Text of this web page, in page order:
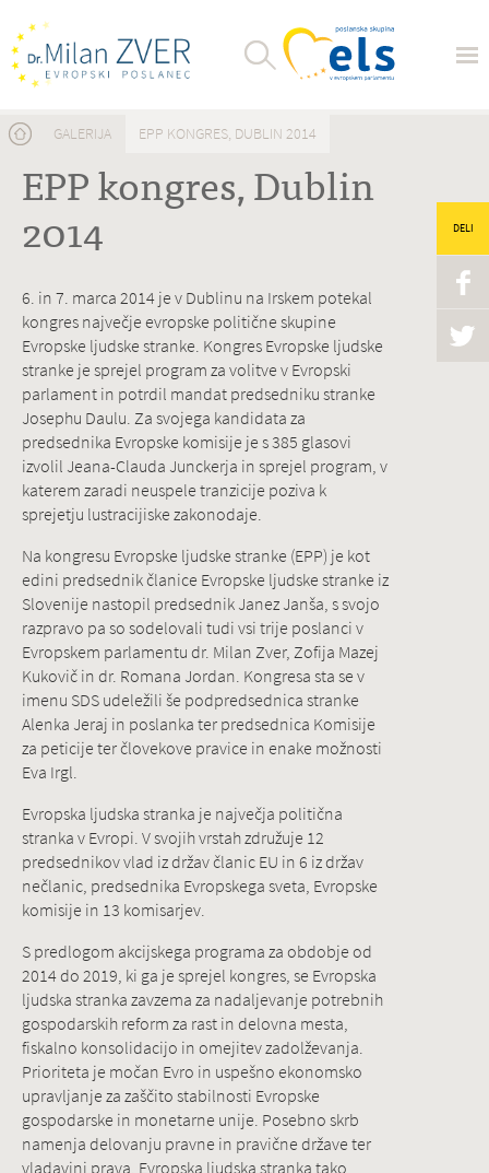
Nahajate se tukaj
GALERIJA EPP KONGRES, DUBLIN 2014
EPP kongres, Dublin
2014 DELI
6. in 7. marca 2014 je v Dublinu na Irskem potekal
kongres največje evropske politične skupine
Evropske ljudske stranke. Kongres Evropske ljudske
stranke je sprejel program za volitve v Evropski
parlament in potrdil mandat predsedniku stranke
Josephu Daulu. Za svojega kandidata za
predsednika Evropske komisije je s 385 glasovi
izvolil Jeana-Clauda Junckerja in sprejel program, v
katerem zaradi neuspele tranzicije poziva k
sprejetju lustracijiske zakonodaje.
Na kongresu Evropske ljudske stranke (EPP) je kot
edini predsednik članice Evropske ljudske stranke iz
Slovenije nastopil predsednik Janez Janša, s svojo
razpravo pa so sodelovali tudi vsi trije poslanci v
Evropskem parlamentu dr. Milan Zver, Zofija Mazej
Kukovič in dr. Romana Jordan. Kongresa sta se v
imenu SDS udeležili še podpredsednica stranke
Alenka Jeraj in poslanka ter predsednica Komisije
za peticije ter človekove pravice in enake možnosti
Eva Irgl.
Evropska ljudska stranka je največja politična
stranka v Evropi. V svojih vrstah združuje 12
predsednikov vlad iz držav članic EU in 6 iz držav
nečlanic, predsednika Evropskega sveta, Evropske
komisije in 13 komisarjev.
S predlogom akcijskega programa za obdobje od
2014 do 2019, ki ga je sprejel kongres, se Evropska
ljudska stranka zavzema za nadaljevanje potrebnih
gospodarskih reform za rast in delovna mesta,
fiskalno konsolidacijo in omejitev zadolževanja.
Prioriteta je močan Evro in uspešno ekonomsko
upravljanje za zaščito stabilnosti Evropske
gospodarske in monetarne unije. Posebno skrb
namenja delovanju pravne in pravične države ter
vladavini prava. Evropska ljudska stranka tako